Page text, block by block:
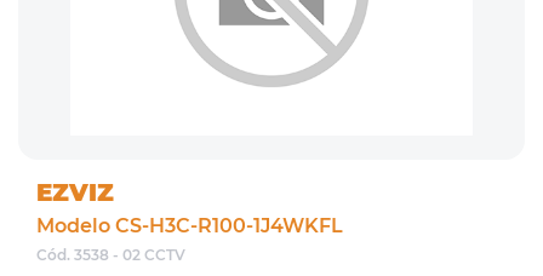
EZVIZ
Modelo CS-H3C-R100-1J4WKFL
Cód. 3538 - 02 CCTV